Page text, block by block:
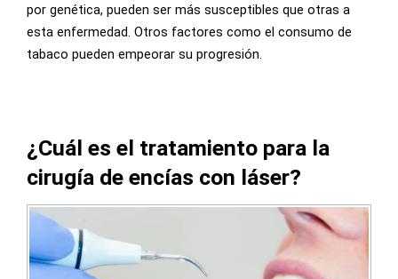
por genética, pueden ser más susceptibles que otras a
esta enfermedad. Otros factores como el consumo de
tabaco pueden empeorar su progresión.
¿Cuál es el tratamiento para la
cirugía de encías con láser?